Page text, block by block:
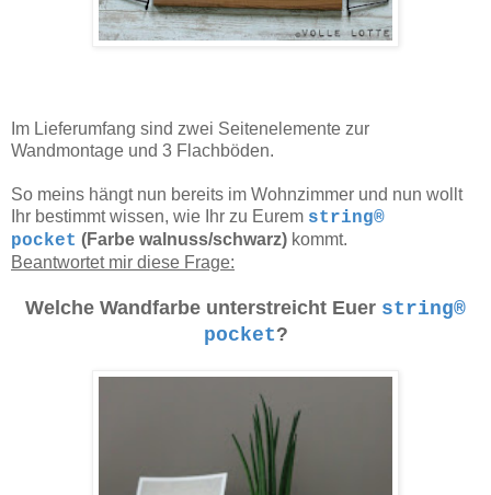
Im Lieferumfang sind zwei Seitenelemente zur
Wandmontage und 3 Flachböden.
So meins hängt nun bereits im Wohnzimmer und nun wollt
Ihr bestimmt wissen, wie Ihr zu Eurem string®
pocket (Farbe walnuss/schwarz) kommt.
Beantwortet mir diese Frage:
Welche Wandfarbe unterstreicht Euer string®
pocket?